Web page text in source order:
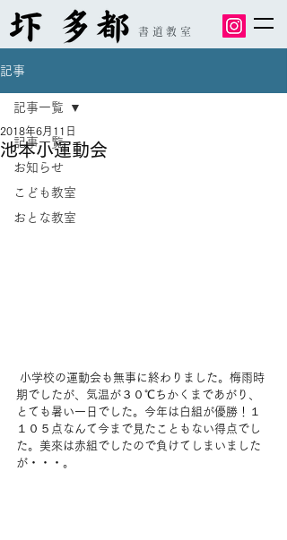
書道教室
記事
記事一覧
お知らせ
こども教室
おとな教室
記事一覧
池本小運動会
2018年6月11日
期でしたが、気温が３０℃ちかくまであがり、
とても暑い一日でした。今年は白組が優勝！１
１０５点なんて今まで見たこともない得点でし
た。美來は赤組でしたので負けてしまいました
が・・・。